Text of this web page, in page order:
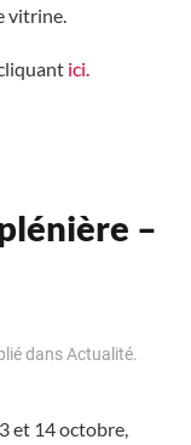
vitrine.
ici.
–
dansActualité.
et 14 octobre,